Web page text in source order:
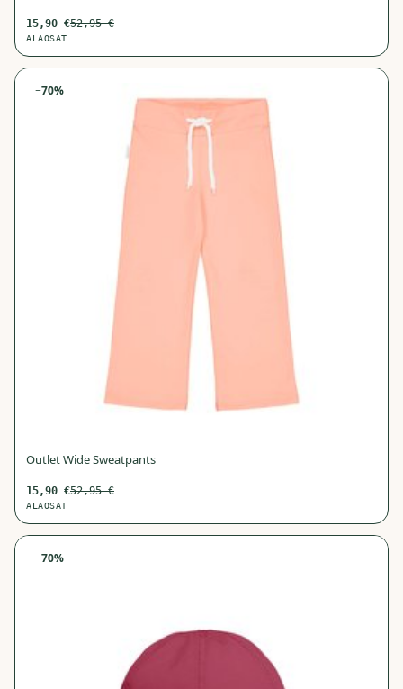
15,90 €52,95€
ALAOSAT
−70%
Outlet Wide Sweatpants
15,90 €52,95€
ALAOSAT
−70%